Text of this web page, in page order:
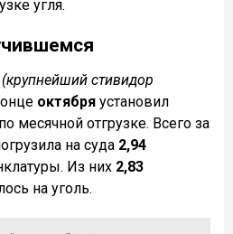
угля.
(крупнейший стивидор
октября установил
месячной отгрузке. Всего за
на суда 2,94
Из них 2,83
на уголь.